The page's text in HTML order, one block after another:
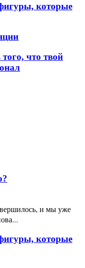
которые
что твой
и мы уже
которые